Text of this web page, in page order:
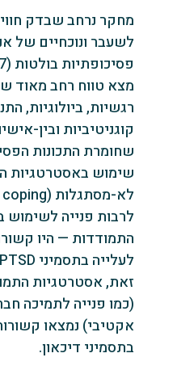
מחקר נרחב שבדק
לשעבר ונוכחיים של
מצא טווח רחב מאוד
רגשיות, ביולוגיות,
קוגניטיביות ובין-
שחומרת התכונות
שימוש באסטרטגיות
לרבות פנייה לשימוש
התמודדות — היו
זאת, אסטרטגיות
(כמו פנייה לתמיכה
אקטיבי) נמצאו
בתסמיני דיכאון.